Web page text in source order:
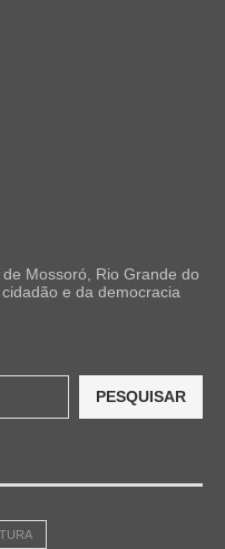
Mossoró, Rio Grande do
e da democracia
PESQUISAR